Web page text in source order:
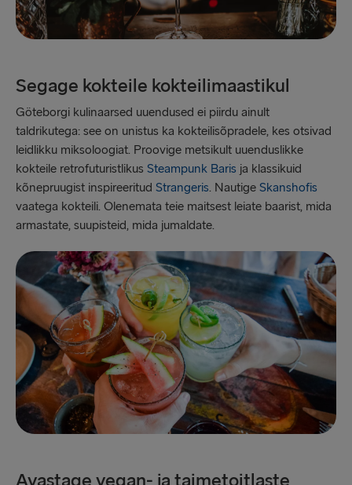
Segage kokteile kokteilimaastikul
Göteborgi kulinaarsed uuendused ei piirdu ainult
taldrikutega: see on unistus ka kokteilisõpradele, kes otsivad
leidlikku miksoloogiat. Proovige metsikult uuenduslikke
kokteile retrofuturistlikus Steampunk Baris ja klassikuid
kõnepruugist inspireeritud Strangeris. Nautige Skanshofis
vaatega kokteili. Olenemata teie maitsest leiate baarist, mida
armastate, suupisteid, mida jumaldate.